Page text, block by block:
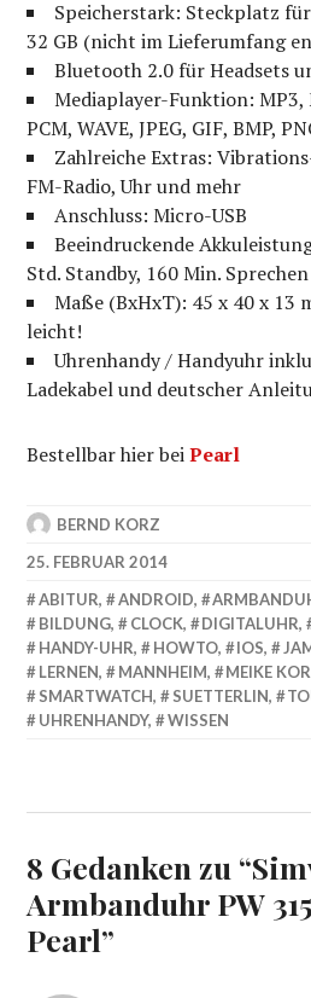
Speicherstark: Steckplatz
32 GB (nicht im Lieferumfang
Bluetooth 2.0 für Headsets
Mediaplayer-Funktion: MP3,
PCM, WAVE, JPEG, GIF, BMP,
Zahlreiche Extras:
FM-Radio, Uhr und mehr
Anschluss: Micro-USB
Beeindruckende
Std. Standby, 160 Min. Sprechen
Maße (BxHxT): 45 x 40 x 13
leicht!
Uhrenhandy / Handyuhr
Ladekabel und deutscher
Bestellbar hier beiPearl
BERND KORZ
25. FEBRUAR 2014
ABITUR, ANDROID,
BILDUNG, CLOCK, DIGITALUHR,
HANDY-UHR, HOWTO, IOS,
LERNEN, MANNHEIM, MEIKE
SMARTWATCH, SUETTERLIN,
UHRENHANDY, WISSEN
8 Gedanken zu “
Armbanduhr PW
Pearl”